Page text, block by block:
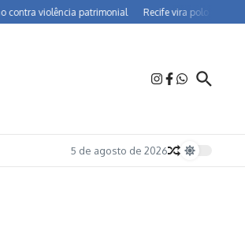
violência patrimonial Recife vira polo de
5 de agosto de 2026